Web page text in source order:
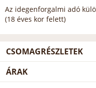
Az idegenforgalmi adó
(18 éves kor felett)
CSOMAGRÉSZLETEK
ÁRAK